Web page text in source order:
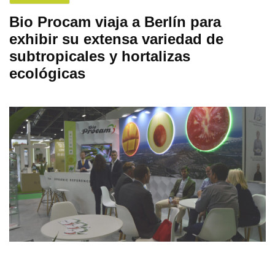
Bio Procam viaja a Berlín para
exhibir su extensa variedad de
subtropicales y hortalizas
ecológicas